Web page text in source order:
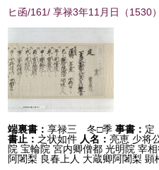
ヒ函/161/ 享禄3年11月日 （1530
端裏書：享禄三 冬□季 事書： 定
書止： 之状如件 人名：亮恵 少将
院 宝輪院 宮内卿僧都 光明院 宰
阿闍梨 良春上人 大蔵卿阿闍梨 顕